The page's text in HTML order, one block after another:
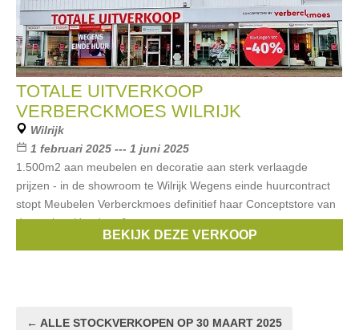
TOTALE UITVERKOOP
VERBERCKMOES WILRIJK
Wilrijk
1 februari 2025 --- 1 juni 2025
1.500m2 aan meubelen en decoratie aan sterk verlaagde
prijzen - in de showroom te Wilrijk Wegens einde huurcontract
stopt Meubelen Verberckmoes definitief haar Conceptstore van
de merken Henders &
xooon,henders & hazel,CocoMaison
BEKIJK DEZE VERKOOP
← ALLE STOCKVERKOPEN OP 30 MAART 2025